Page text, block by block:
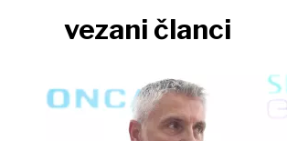
vezani članci